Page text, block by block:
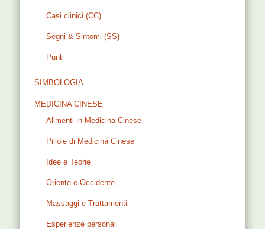
Casi clinici (CC)
Segni & Sintomi (SS)
Punti
SIMBOLOGIA
MEDICINA CINESE
Alimenti in Medicina Cinese
Pillole di Medicina Cinese
Idee e Teorie
Oriente e Occidente
Massaggi e Trattamenti
Esperienze personali